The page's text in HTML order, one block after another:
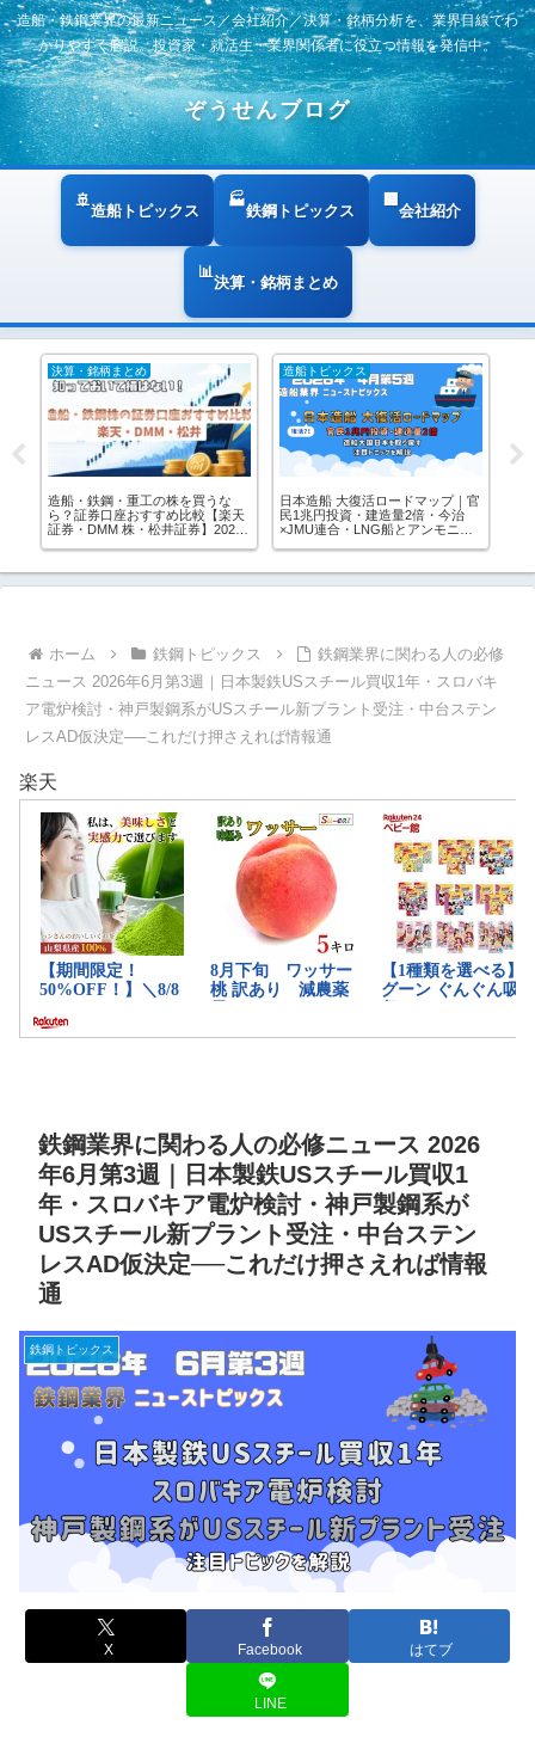
造船・鉄鋼業界の最新ニュース／会社紹介／決算・銘柄分析を、業界目線でわ
かりやすく解説。投資家・就活生・業界関係者に役立つ情報を発信中。
ぞうせんブログ
造船トピックス 鉄鋼トピックス 会社紹介
決算・銘柄まとめ
ドマップ｜官
量2倍・今治
とアンモニア
戻す｜2026年
造船トピックス
日本造船 補助金マップ完全解説｜
3,800億円基金＋GX移行債1,200億
超＋GIファンドの3層支援が業界
をどう変えるか考察｜2026年4月
鉄鋼トピックス
鉄鋼業界トピックス2025-
日鉄USスチール・電炉転換・
への影響
ホーム 鉄鋼トピックス
鉄鋼業界に関わる人の必修
ニュース 2026年6月第3週｜日本製鉄USスチール買収1年・スロバキ
ア電炉検討・神戸製鋼系がUSスチール新プラント受注・中台ステン
レスAD仮決定──これだけ押さえれば情報通
楽天
鉄鋼業界に関わる人の必修ニュース 2026
年6月第3週｜日本製鉄USスチール買収1
年・スロバキア電炉検討・神戸製鋼系が
USスチール新プラント受注・中台ステン
レスAD仮決定──これだけ押さえれば情報
通
鉄鋼トピックス
X Facebook はてブ
LINE